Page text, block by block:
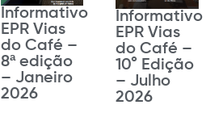
Informativo
EPR Vias
do Café –
8ª edição
– Janeiro
2026
Informativo
EPR Vias
do Café –
10° Edição
– Julho
2026